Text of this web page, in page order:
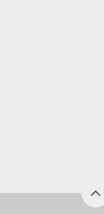
SA